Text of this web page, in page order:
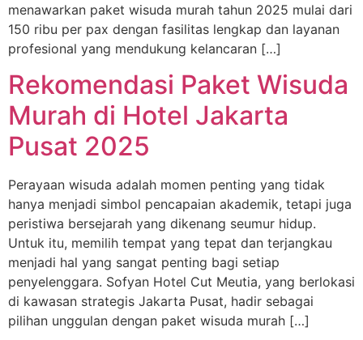
menawarkan paket wisuda murah tahun 2025 mulai dari
150 ribu per pax dengan fasilitas lengkap dan layanan
profesional yang mendukung kelancaran […]
Rekomendasi Paket Wisuda
Murah di Hotel Jakarta
Pusat 2025
Perayaan wisuda adalah momen penting yang tidak
hanya menjadi simbol pencapaian akademik, tetapi juga
peristiwa bersejarah yang dikenang seumur hidup.
Untuk itu, memilih tempat yang tepat dan terjangkau
menjadi hal yang sangat penting bagi setiap
penyelenggara. Sofyan Hotel Cut Meutia, yang berlokasi
di kawasan strategis Jakarta Pusat, hadir sebagai
pilihan unggulan dengan paket wisuda murah […]